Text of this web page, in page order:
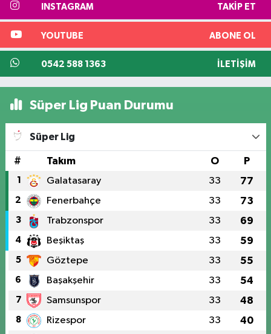
INSTAGRAM TAKIP ET
YOUTUBE ABONE OL
0542 588 1363 İLETIŞIM
Süper Lig Puan Durumu
Süper Lig
# Takım O P
1 Galatasaray 33 77
2 Fenerbahçe 33 73
3 Trabzonspor 33 69
4 Beşiktaş 33 59
5 Göztepe 33 55
6 Başakşehir 33 54
7 Samsunspor 33 48
8 Rizespor 33 40